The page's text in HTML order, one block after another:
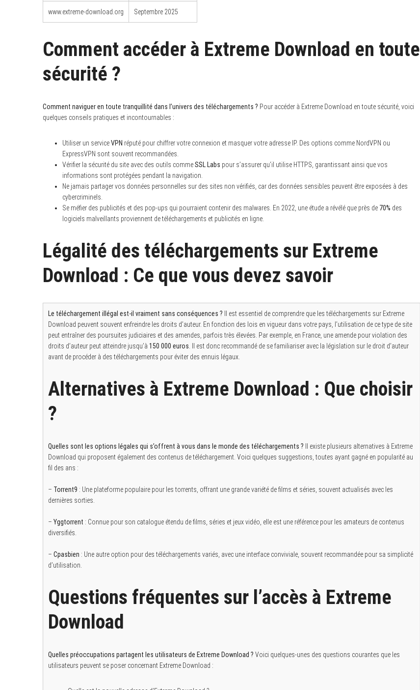
www.extreme-download.org Septembre 2025
Comment accéder à Extreme Download en toute
sécurité ?
Comment naviguer en toute tranquillité dans l’univers des téléchargements ? Pour accéder à Extreme Download en toute sécurité, voici
quelques conseils pratiques et incontournables :
Utiliser un serviceVPN réputé pour chiffrer votre connexion et masquer votre adresse IP. Des options comme NordVPN ou
ExpressVPN sont souvent recommandées.
Vérifier la sécurité du site avec des outils commeSSL Labs pour s’assurer qu’il utilise HTTPS, garantissant ainsi que vos
informations sont protégées pendant la navigation.
Ne jamais partager vos données personnelles sur des sites non vérifiés, car des données sensibles peuvent être exposées à des
cybercriminels.
Se méfier des publicités et des pop-ups qui pourraient contenir des malwares. En 2022, une étude a révélé que près de 70% des
logiciels malveillants proviennent de téléchargements et publicités en ligne.
Légalité des téléchargements sur Extreme
Download : Ce que vous devez savoir
Le téléchargement illégal est-il vraiment sans conséquences ? Il est essentiel de comprendre que les téléchargements sur Extreme
Download peuvent souvent enfreindre les droits d’auteur. En fonction des lois en vigueur dans votre pays, l’utilisation de ce type de site
peut entraîner des poursuites judiciaires et des amendes, parfois très élevées. Par exemple, en France, une amende pour violation des
droits d’auteur peut atteindre jusqu’à 150 000 euros . Il est donc recommandé de se familiariser avec la législation sur le droit d’auteur
avant de procéder à des téléchargements pour éviter des ennuis légaux.
Alternatives à Extreme Download : Que choisir
?
Quelles sont les options légales qui s’offrent à vous dans le monde des téléchargements ? Il existe plusieurs alternatives à Extreme
Download qui proposent également des contenus de téléchargement. Voici quelques suggestions, toutes ayant gagné en popularité au
fil des ans :
– Torrent9 : Une plateforme populaire pour les torrents, offrant une grande variété de films et séries, souvent actualisés avec les
dernières sorties.
– Yggtorrent : Connue pour son catalogue étendu de films, séries et jeux vidéo, elle est une référence pour les amateurs de contenus
diversifiés.
– Cpasbien : Une autre option pour des téléchargements variés, avec une interface conviviale, souvent recommandée pour sa simplicité
d’utilisation.
Questions fréquentes sur l’accès à Extreme
Download
Quelles préoccupations partagent les utilisateurs de Extreme Download ? Voici quelques-unes des questions courantes que les
utilisateurs peuvent se poser concernant Extreme Download :